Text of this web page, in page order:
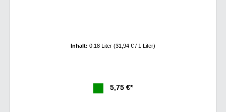
Inhalt: 0.18 Liter (31,94 € / 1 Liter)
5,75 €*